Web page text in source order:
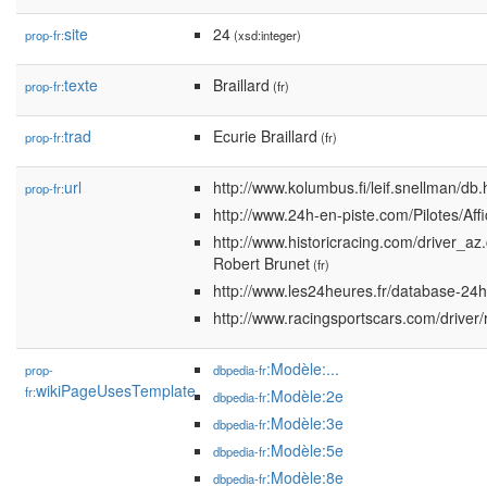
prop-fr:site 24(xsd:integer)
prop-fr:texte Braillard (fr)
prop-fr:trad Ecurie Braillard (fr)
prop-fr:url
http://www.kolumbus.fi/leif.snellman/
http://www.24h-en-piste.com/Pilotes/
http://www.historicracing.com/
Robert Brunet(fr)
http://www.les24heures.fr/database-
http://www.racingsportscars.com/
prop-
fr:wikiPageUsesTemplate
dbpedia-fr:Modèle:...
dbpedia-fr:Modèle:2e
dbpedia-fr:Modèle:3e
dbpedia-fr:Modèle:5e
dbpedia-fr:Modèle:8e